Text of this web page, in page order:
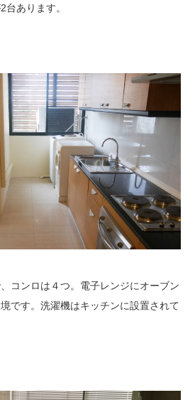
台あります。
コンロは４つ。電子レンジにオーブン
です。洗濯機はキッチンに設置されて